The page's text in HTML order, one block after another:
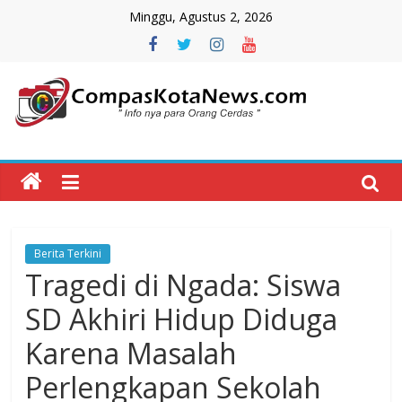
Minggu, Agustus 2, 2026
Compas
Kota
CompasKotaNews.com
Hadir
untuk
memberikan
informasi
kepada
masyarakat
Berita Terkini
Tragedi di Ngada: Siswa
SD Akhiri Hidup Diduga
Karena Masalah
Perlengkapan Sekolah